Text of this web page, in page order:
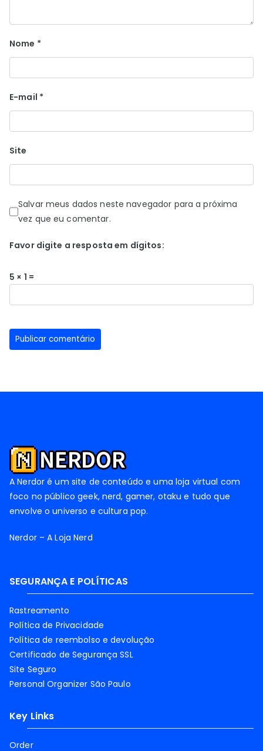
Nome *
E-mail *
Site
Salvar meus dados neste navegador para a próxima
vez que eu comentar.
Favor digite a resposta em dígitos:
5 × 1 =
A Nerdor é um site de conteúdo e uma loja virtual com
foco no público geek, nerd, gamer, otaku e tudo que
envolve o universo e cultura pop.
Nerdor – A Loja Nerd
SEGURANÇA E POLÍTICAS
Rastreamento
Política de Privacidade
Política de reembolso e devolução
Certificado de Segurança SSL
Site Seguro
Personal Organizer São Paulo
Key Links
Order